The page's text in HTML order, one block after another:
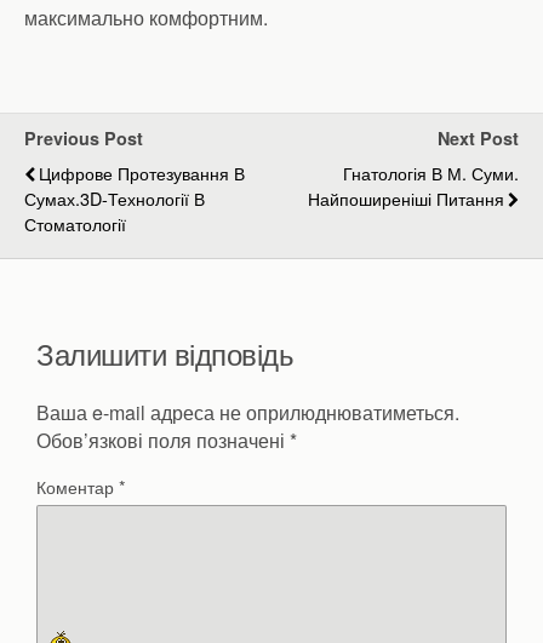
максимально комфортним.
Previous Post
Цифрове Протезування В
Сумах.3D-Технології В
Стоматології
Next Post
Гнатологія В М. Суми.
Найпоширеніші Питання
Залишити відповідь
Ваша e-mail адреса не оприлюднюватиметься.
Обов’язкові поля позначені *
Коментар*